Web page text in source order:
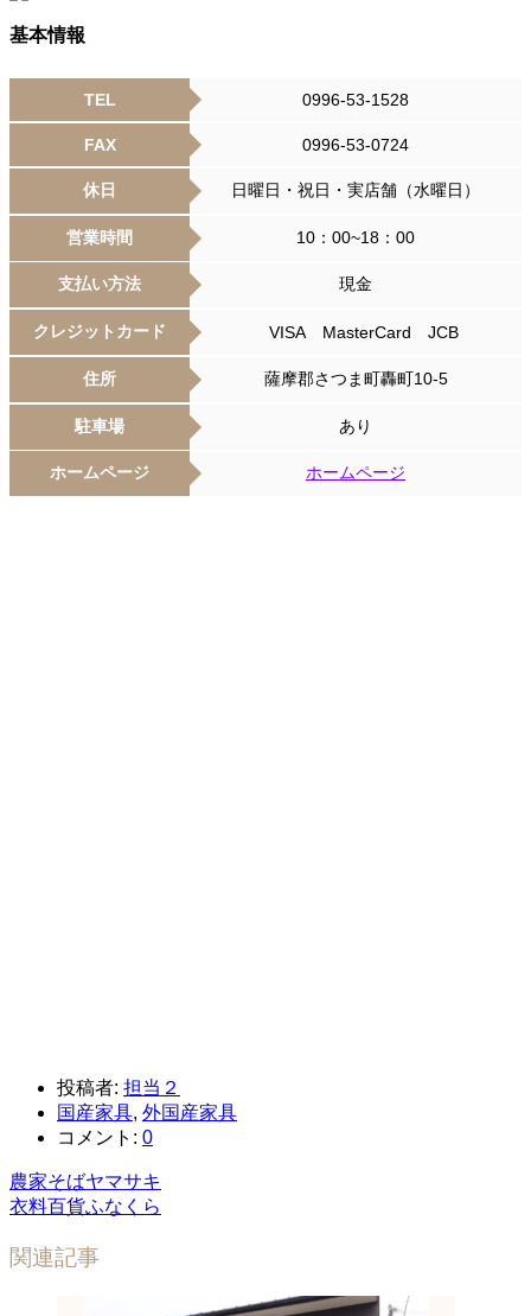
基本情報
TEL 0996-53-1528
FAX 0996-53-0724
休日 日曜日・祝日・実店舗（水曜日）
営業時間 10：00~18：00
支払い方法 現金
クレジットカード VISA MasterCard JCB
住所 薩摩郡さつま町轟町10-5
駐車場 あり
ホームページ ホームページ
投稿者: 担当２
国産家具, 外国産家具
コメント: 0
農家そばヤマサキ
衣料百貨ふなくら
関連記事